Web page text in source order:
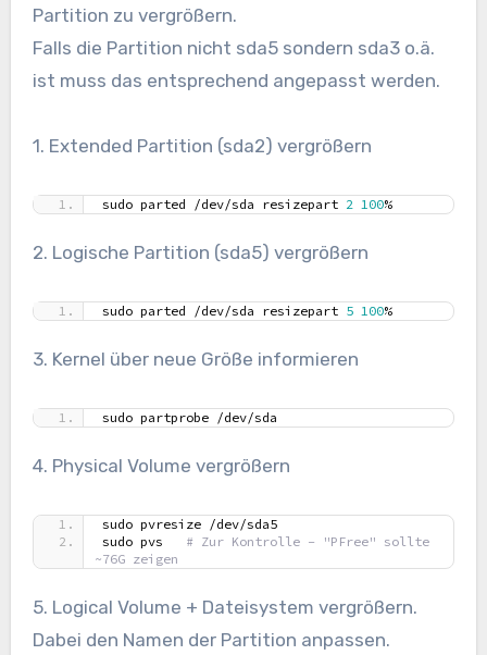
Partition zu vergrößern.
Falls die Partition nicht sda5 sondern sda3 o.ä.
ist muss das entsprechend angepasst werden.
1. Extended Partition (sda2) vergrößern
sudo parted /dev/sda resizepart 2 100%
2. Logische Partition (sda5) vergrößern
sudo parted /dev/sda resizepart 5 100%
3. Kernel über neue Größe informieren
sudo partprobe /dev/sda
4. Physical Volume vergrößern
sudo pvresize /dev/sda5
sudo pvs # Zur Kontrolle – "PFree" sollte
~76G zeigen
5. Logical Volume + Dateisystem vergrößern.
Dabei den Namen der Partition anpassen.